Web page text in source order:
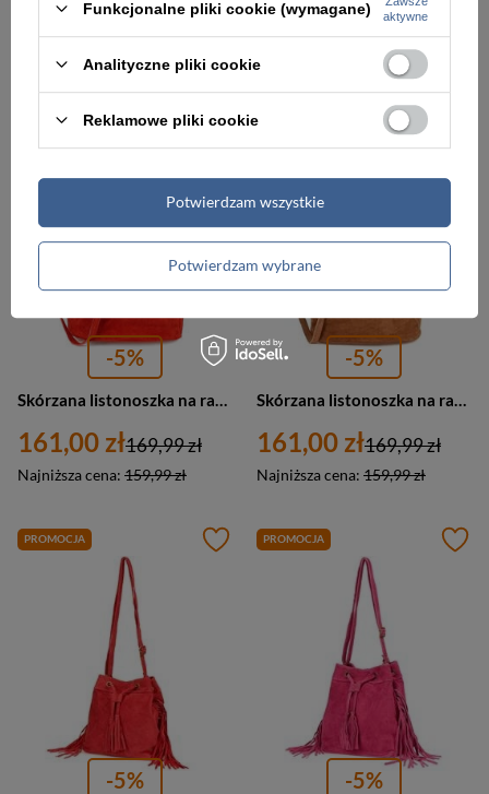
161,00 zł169,99 zł 161,00 zł
159,99 zł
169,99 zł
PROMOCJA
-5%
Skórzana listonoszka na ramię zamszowa czerwona Vera Pelle W17
161,00 zł
Najniższa cena: 159,99 zł
169,99 zł
-5%
Skórzana listonoszka na ramię zamszowa camel Vera Pelle W17
161,00 zł
Najniższa cena: 159,99 zł
169,99 zł
PROMOCJA
-5%
PROMOCJA
-5%
Funkcjonalne pliki cookie (wymagane)
aktywne
Analityczne pliki cookie
Reklamowe pliki cookie
Potwierdzam wybrane
Potwierdzam wszystkie